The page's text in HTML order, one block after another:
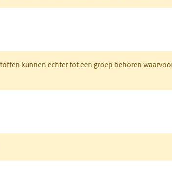
kunnen echter tot een groep behoren